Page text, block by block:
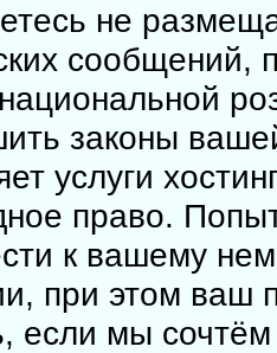
не
сообщений,
законы
услуги
право.
к вашему
при этом ваш
если мы